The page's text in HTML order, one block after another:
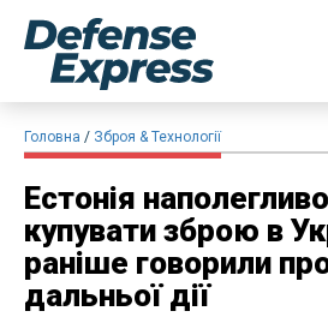
Головна Зброя & Технології
Естонія
купувати зброю в
раніше говорили
дальньої дії